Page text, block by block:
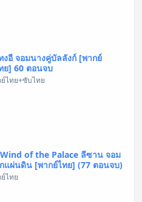
งอี จอมนางคู่บัลลังก์ [พากย์
ย] 60 ตอนจบ
ไทย+ซับไทย
Wind of the Palace ลีซาน จอม
แผ่นดิน [พากย์ไทย] (77 ตอนจบ)
ไทย